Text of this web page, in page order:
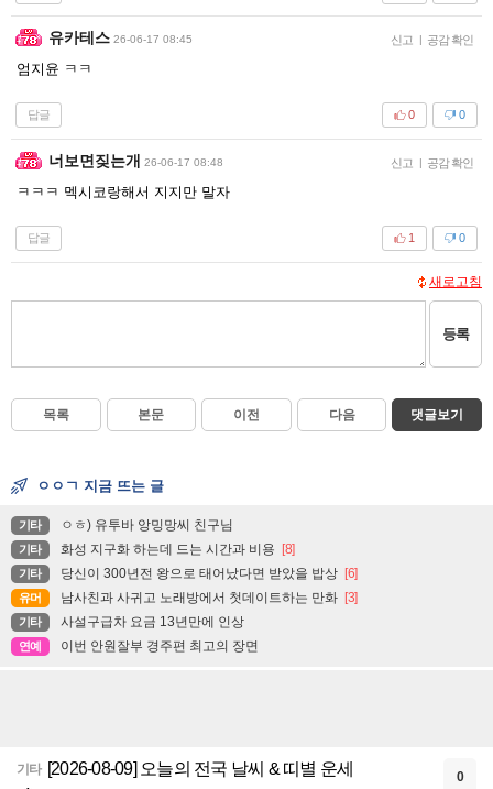
유카테스 26-06-17 08:45 신고 | 공감 확인
엄지윤 ㅋㅋ
답글 0
0
너보면짖는개 26-06-17 08:48 신고 | 공감 확인
ㅋㅋㅋ 멕시코랑해서 지지만 말자
답글 0
1
새로고침
등록
목록 본문 이전 다음 댓글보기
ㅇㅇㄱ 지금 뜨는 글
기타 ㅇㅎ) 유투바 앙밍망씨 친구님
기타 화성 지구화 하는데 드는 시간과 비용 [8]
기타 당신이 300년전 왕으로 태어났다면 받았을 밥상 [6]
유머 남사친과 사귀고 노래방에서 첫데이트하는 만화 [3]
기타 사설구급차 요금 13년만에 인상
연예 이번 안원잘부 경주편 최고의 장면
기타 [2026-08-09] 오늘의 전국 날씨 & 띠별 운세 0